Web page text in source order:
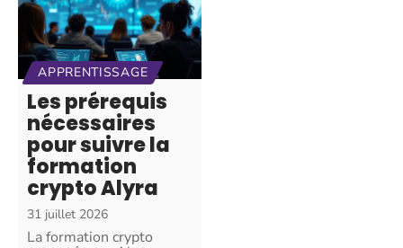
APPRENTISSAGE
Les prérequis
nécessaires
pour suivre la
formation
crypto Alyra
31 juillet 2026
La formation crypto